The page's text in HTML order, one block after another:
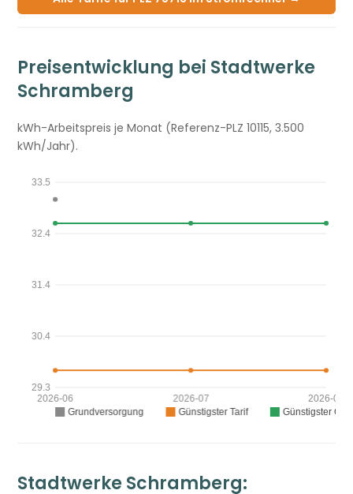
Preisentwicklung bei Stadtwerke
Schramberg
kWh-Arbeitspreis je Monat (Referenz-PLZ 10115, 3.500
kWh/Jahr).
Stadtwerke Schramberg: